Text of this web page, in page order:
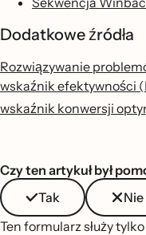
Dodatkowe źródła
Rozwiązywanie
wskaźnik efektywności
wskaźnik konwersji
Czy ten artykuł był
Tak
Nie
Ten formularz służy